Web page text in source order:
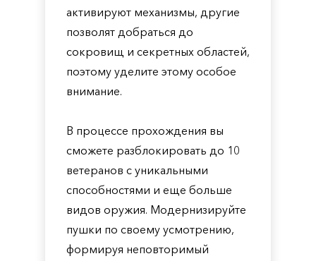
активируют механизмы, другие
позволят добраться до
сокровищ и секретных областей,
поэтому уделите этому особое
внимание.
В процессе прохождения вы
сможете разблокировать до 10
ветеранов с уникальными
способностями и еще больше
видов оружия. Модернизируйте
пушки по своему усмотрению,
формируя неповторимый